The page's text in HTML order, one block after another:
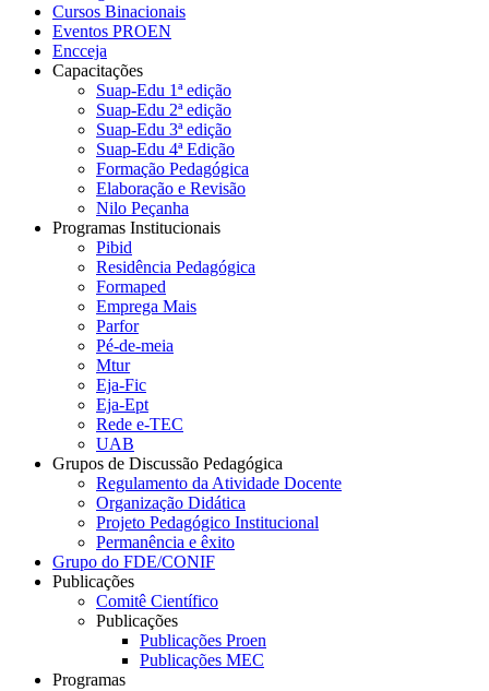
Cursos Binacionais
Eventos PROEN
Encceja
Capacitações
Suap-Edu 1ª edição
Suap-Edu 2ª edição
Suap-Edu 3ª edição
Suap-Edu 4ª Edição
Formação Pedagógica
Elaboração e Revisão
Nilo Peçanha
Programas Institucionais
Pibid
Residência Pedagógica
Formaped
Emprega Mais
Parfor
Pé-de-meia
Mtur
Eja-Fic
Eja-Ept
Rede e-TEC
UAB
Grupos de Discussão Pedagógica
Regulamento da Atividade Docente
Organização Didática
Projeto Pedagógico Institucional
Permanência e êxito
Grupo do FDE/CONIF
Publicações
Comitê Científico
Publicações
Publicações Proen
Publicações MEC
Programas